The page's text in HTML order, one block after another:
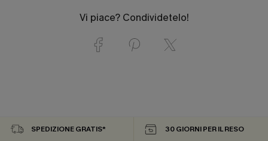
Vi piace? Condividetelo!
SPEDIZIONE GRATIS* 30 GIORNI PER IL RESO